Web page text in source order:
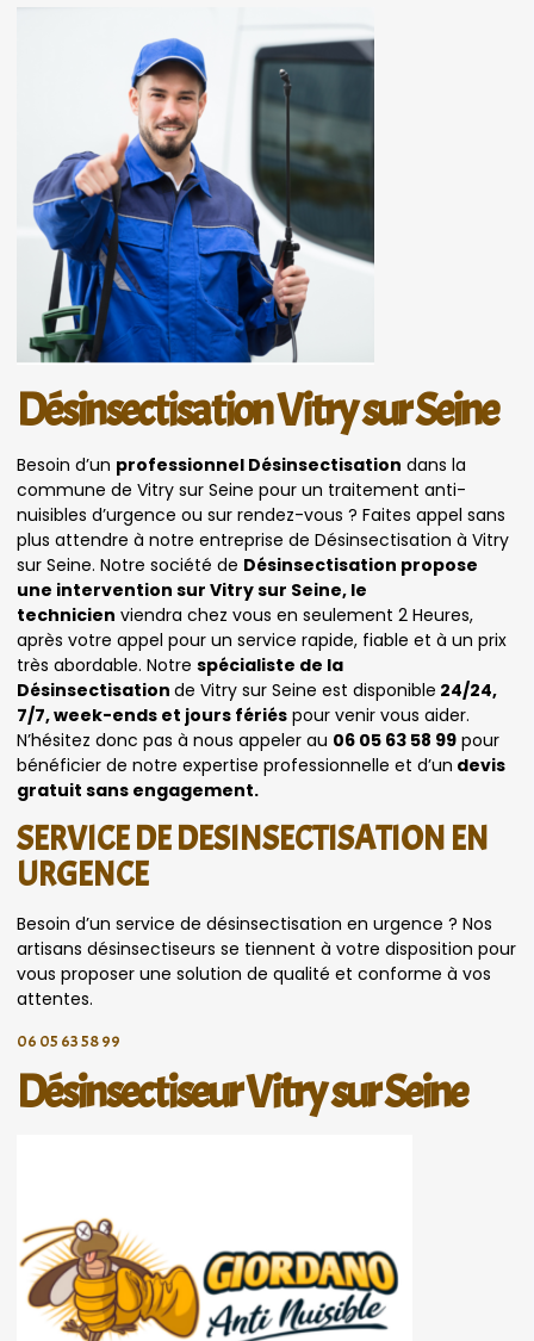
Désinsectisation Vitry sur Seine
Besoin d’un professionnel Désinsectisation dans la
commune de Vitry sur Seine pour un traitement anti-
nuisibles d’urgence ou sur rendez-vous ? Faites appel sans
plus attendre à notre entreprise de Désinsectisation à Vitry
sur Seine. Notre société de Désinsectisation propose
une intervention sur Vitry sur Seine, le
technicien viendra chez vous en seulement 2 Heures,
après votre appel pour un service rapide, fiable et à un prix
très abordable. Notre spécialiste de la
Désinsectisation de Vitry sur Seine est disponible 24/24,
7/7, week-ends et jours fériés pour venir vous aider.
N’hésitez donc pas à nous appeler au 06 05 63 58 99 pour
bénéficier de notre expertise professionnelle et d’un devis
gratuit sans engagement.
SERVICE DE DESINSECTISATION EN
URGENCE
Besoin d’un service de désinsectisation en urgence ? Nos
artisans désinsectiseurs se tiennent à votre disposition pour
vous proposer une solution de qualité et conforme à vos
attentes.
06 05 63 58 99
Désinsectiseur Vitry sur Seine